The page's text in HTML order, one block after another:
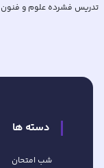
تدریس فشرده علوم و فنون
دسته ها
شب امتحان